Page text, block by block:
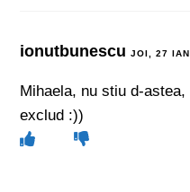
ionutbunescuJOI, 27
Mihaela, nu stiu d-
exclud :))